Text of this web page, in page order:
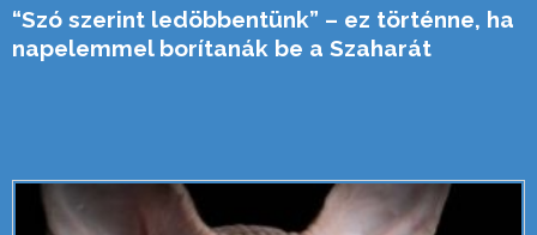
“Szó szerint ledöbbentünk” – ez történne, ha
napelemmel borítanák be a Szaharát